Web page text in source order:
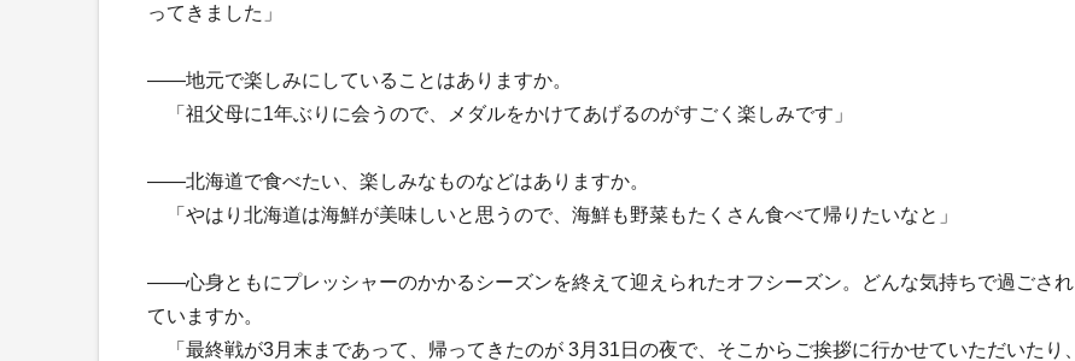
ってきました」
――地元で楽しみにしていることはありますか。
「祖父母に1年ぶりに会うので、メダルをかけてあげるのがすごく楽しみです」
――北海道で食べたい、楽しみなものなどはありますか。
「やはり北海道は海鮮が美味しいと思うので、海鮮も野菜もたくさん食べて帰りたいなと」
――心身ともにプレッシャーのかかるシーズンを終えて迎えられたオフシーズン。どんな気持ちで過ごされ
ていますか。
「最終戦が3月末まであって、帰ってきたのが 3月31日の夜で、そこからご挨拶に行かせていただいたり、